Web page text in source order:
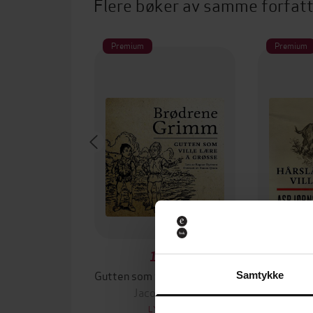
Samtykke
Premium
149,-
Jacob Grimm
LYDBOK
Premium
Peter